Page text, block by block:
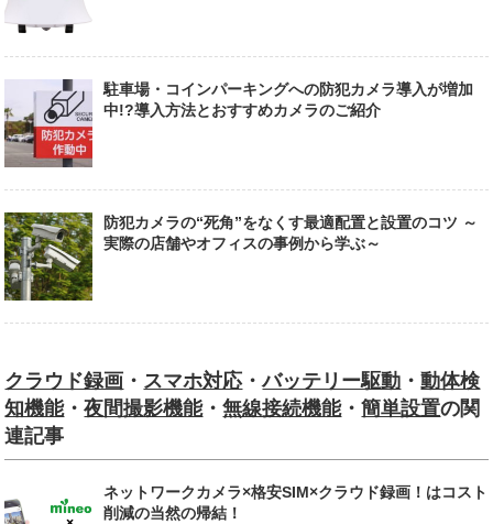
駐車場・コインパーキングへの防犯カメラ導入が増加
中!?導入方法とおすすめカメラのご紹介
防犯カメラの“死角”をなくす最適配置と設置のコツ ～
実際の店舗やオフィスの事例から学ぶ～
クラウド録画 ・ スマホ対応・バッテリー駆動 ・動体検
知機能・夜間撮影機能・無線接続機能・簡単設置の関
連記事
ネットワークカメラ×格安SIM×クラウド録画！はコスト
削減の当然の帰結！